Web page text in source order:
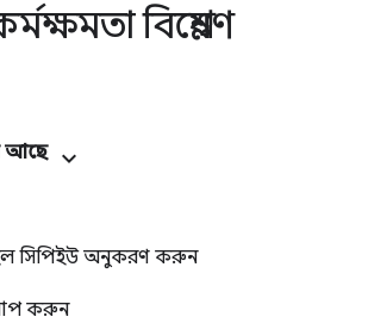
বিশ্লেষণ
আছে
সিপিইউ অনুকরণ করুন
করুন